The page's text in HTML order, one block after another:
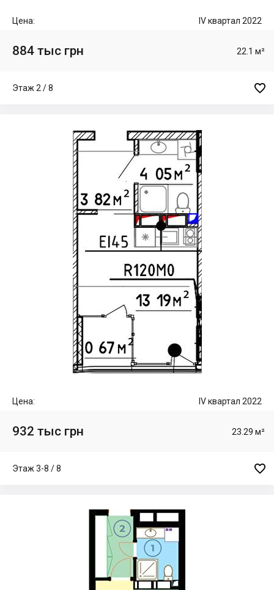
Цена: IV квартал 2022
884 тыс грн 22.1 м²
Этаж 2 / 8 
Цена: IV квартал 2022
932 тыс грн 23.29 м²
Этаж 3-8 / 8 